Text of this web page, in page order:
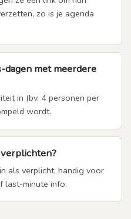
zo is je agenda
met meerdere
in (bv. 4 personen per
wordt.
als verplicht, handig voor
last-minute info.